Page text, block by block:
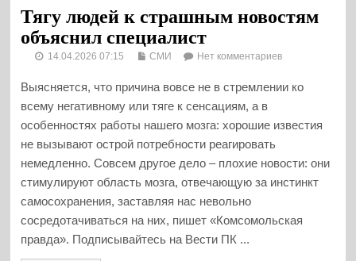
Тягу людей к страшным новостям
объяснил специалист
14.04.2026 07:15 СМИ Нет комментариев
Выясняется, что причина вовсе не в стремлении ко
всему негативному или тяге к сенсациям, а в
особенностях работы нашего мозга: хорошие известия
не вызывают острой потребности реагировать
немедленно. Совсем другое дело – плохие новости: они
стимулируют область мозга, отвечающую за инстинкт
самосохранения, заставляя нас невольно
сосредотачиваться на них, пишет «Комсомольская
правда». Подписывайтесь на Вести ПК ...